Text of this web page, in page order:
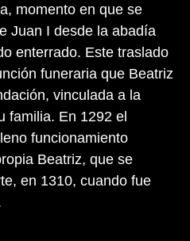
momento en que se
Juan I desde la abadía
enterrado. Este traslado
funeraria que Beatriz
vinculada a la
familia. En 1292 el
funcionamiento
Beatriz, que se
en 1310, cuando fue